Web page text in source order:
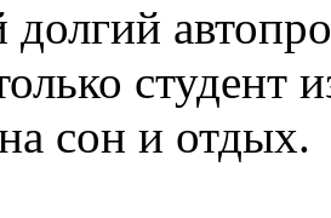
студент
сон и отдых.